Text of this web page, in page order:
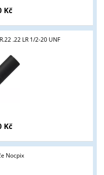
Kč
.22 LR 1/2-20 UNF
Kč
Nocpix
a střelivo. Splňujete tyto
NE